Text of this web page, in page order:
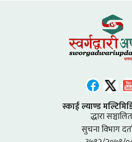
स्काई ल्याण्ड
द्धारा सञ्चालित
सुचना विभाग